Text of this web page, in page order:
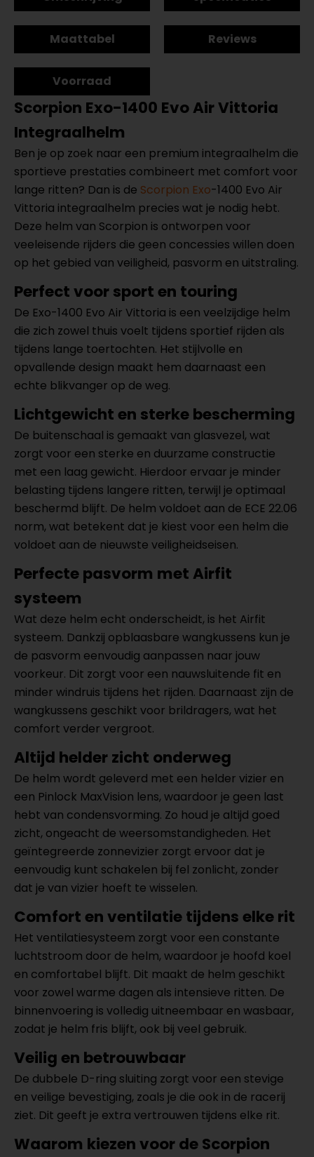
Maattabel Reviews
Voorraad
Scorpion Exo-1400 Evo Air Vittoria
Integraalhelm
Ben je op zoek naar een premium integraalhelm die
sportieve prestaties combineert met comfort voor
lange ritten? Dan is de Scorpion Exo-1400 Evo Air
Vittoria integraalhelm precies wat je nodig hebt.
Deze helm van Scorpion is ontworpen voor
veeleisende rijders die geen concessies willen doen
op het gebied van veiligheid, pasvorm en uitstraling.
Perfect voor sport en touring
De Exo-1400 Evo Air Vittoria is een veelzijdige helm
die zich zowel thuis voelt tijdens sportief rijden als
tijdens lange toertochten. Het stijlvolle en
opvallende design maakt hem daarnaast een
echte blikvanger op de weg.
Lichtgewicht en sterke bescherming
De buitenschaal is gemaakt van glasvezel, wat
zorgt voor een sterke en duurzame constructie
met een laag gewicht. Hierdoor ervaar je minder
belasting tijdens langere ritten, terwijl je optimaal
beschermd blijft. De helm voldoet aan de ECE 22.06
norm, wat betekent dat je kiest voor een helm die
voldoet aan de nieuwste veiligheidseisen.
Perfecte pasvorm met Airfit
systeem
Wat deze helm echt onderscheidt, is het Airfit
systeem. Dankzij opblaasbare wangkussens kun je
de pasvorm eenvoudig aanpassen naar jouw
voorkeur. Dit zorgt voor een nauwsluitende fit en
minder windruis tijdens het rijden. Daarnaast zijn de
wangkussens geschikt voor brildragers, wat het
comfort verder vergroot.
Altijd helder zicht onderweg
De helm wordt geleverd met een helder vizier en
een Pinlock MaxVision lens, waardoor je geen last
hebt van condensvorming. Zo houd je altijd goed
zicht, ongeacht de weersomstandigheden. Het
geïntegreerde zonnevizier zorgt ervoor dat je
eenvoudig kunt schakelen bij fel zonlicht, zonder
dat je van vizier hoeft te wisselen.
Comfort en ventilatie tijdens elke rit
Het ventilatiesysteem zorgt voor een constante
luchtstroom door de helm, waardoor je hoofd koel
en comfortabel blijft. Dit maakt de helm geschikt
voor zowel warme dagen als intensieve ritten. De
binnenvoering is volledig uitneembaar en wasbaar,
zodat je helm fris blijft, ook bij veel gebruik.
Veilig en betrouwbaar
De dubbele D-ring sluiting zorgt voor een stevige
en veilige bevestiging, zoals je die ook in de racerij
ziet. Dit geeft je extra vertrouwen tijdens elke rit.
Waarom kiezen voor de Scorpion